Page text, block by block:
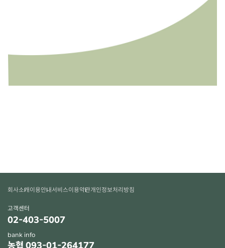
회사소개이용안내서비스이용약관개인정보처리방침
고객센터
02-403-5007
bank info
농협 093-01-264177